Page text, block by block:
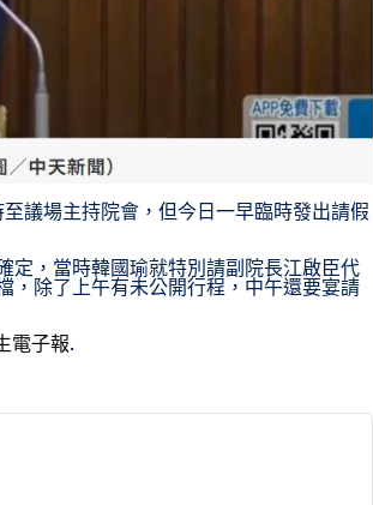
議場主持院會，但今日一早臨時發出請假
定，當時韓國瑜就特別請副院長江啟臣代
，除了上午有未公開行程，中午還要宴請
電子報.